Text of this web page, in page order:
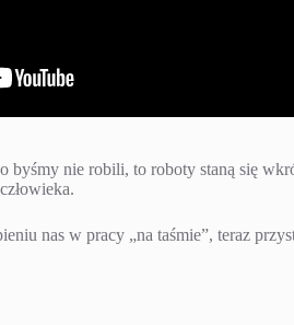
byśmy nie robili, to roboty staną się
nas w pracy „na taśmie”, teraz